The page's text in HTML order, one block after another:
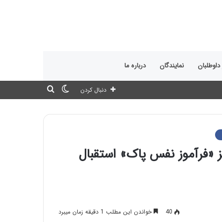
داوطلبان نمایندگان درباره ما
تغییر
دنبال کردن
«فرآموز نفس پاک» استقبال
40 خواندن این مطلب 1 دقیقه زمان میبرد